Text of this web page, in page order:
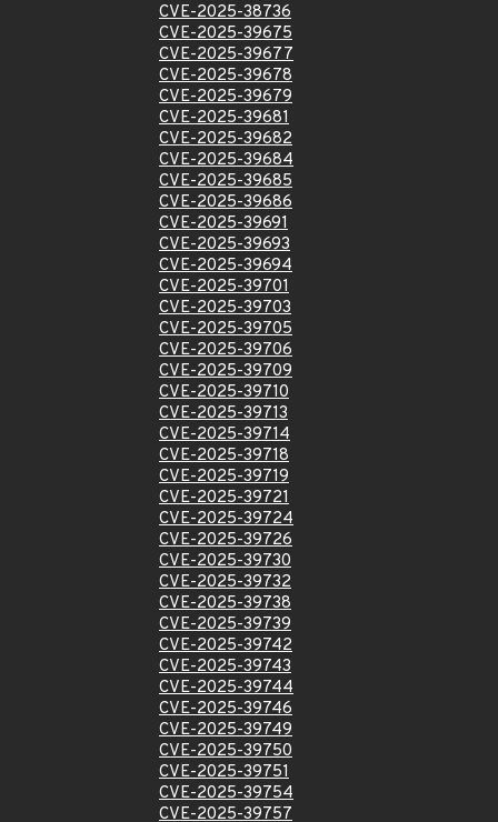
CVE-2025-38736
CVE-2025-39675
CVE-2025-39677
CVE-2025-39678
CVE-2025-39679
CVE-2025-39681
CVE-2025-39682
CVE-2025-39684
CVE-2025-39685
CVE-2025-39686
CVE-2025-39691
CVE-2025-39693
CVE-2025-39694
CVE-2025-39701
CVE-2025-39703
CVE-2025-39705
CVE-2025-39706
CVE-2025-39709
CVE-2025-39710
CVE-2025-39713
CVE-2025-39714
CVE-2025-39718
CVE-2025-39719
CVE-2025-39721
CVE-2025-39724
CVE-2025-39726
CVE-2025-39730
CVE-2025-39732
CVE-2025-39738
CVE-2025-39739
CVE-2025-39742
CVE-2025-39743
CVE-2025-39744
CVE-2025-39746
CVE-2025-39749
CVE-2025-39750
CVE-2025-39751
CVE-2025-39754
CVE-2025-39757